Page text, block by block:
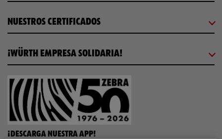
NUESTROS CERTIFICADOS
¡WÜRTH EMPRESA SOLIDARIA!
¡DESCARGA NUESTRA APP!